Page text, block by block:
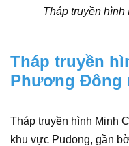
Tháp truyền
Tháp truyền
Phương Đông
Tháp truyền hình Minh
khu vực Pudong, gần